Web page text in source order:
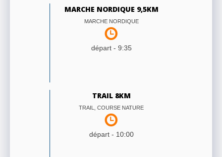
MARCHE NORDIQUE 9,5KM
MARCHE NORDIQUE
départ - 9:35
TRAIL 8KM
TRAIL, COURSE NATURE
départ - 10:00